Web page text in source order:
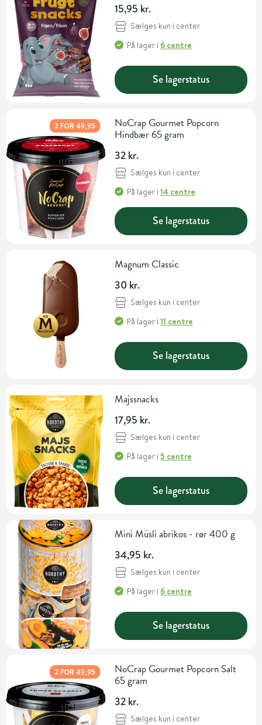
15,95 kr.
Sælges kun i center
På lager i 6 centre
Se lagerstatus
2 FOR 49,95
NoCrap Gourmet Popcorn
Hindbær 65 gram
32 kr.
Sælges kun i center
På lager i14 centre
Se lagerstatus
Magnum Classic
30 kr.
Sælges kun i center
På lager i11 centre
Se lagerstatus
Majssnacks
17,95 kr.
Sælges kun i center
På lager i5 centre
Se lagerstatus
Mini Müsli abrikos - rør 400 g
34,95 kr.
Sælges kun i center
På lager i 6 centre
Se lagerstatus
2 FOR 49,95
NoCrap Gourmet Popcorn Salt
65 gram
32 kr.
Sælges kun i center